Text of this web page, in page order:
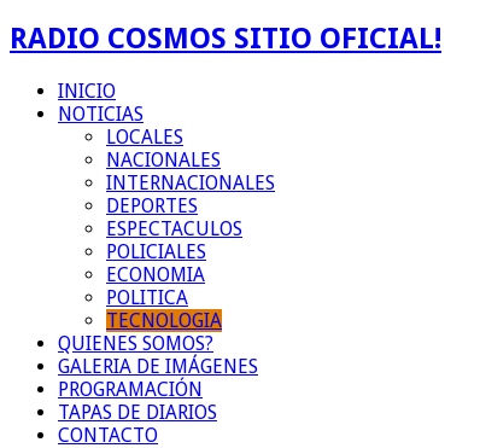
RADIO COSMOS SITIO OFICIAL!
INICIO
NOTICIAS
LOCALES
NACIONALES
INTERNACIONALES
DEPORTES
ESPECTACULOS
POLICIALES
ECONOMIA
POLITICA
TECNOLOGIA
QUIENES SOMOS?
GALERIA DE IMÁGENES
PROGRAMACIÓN
TAPAS DE DIARIOS
CONTACTO